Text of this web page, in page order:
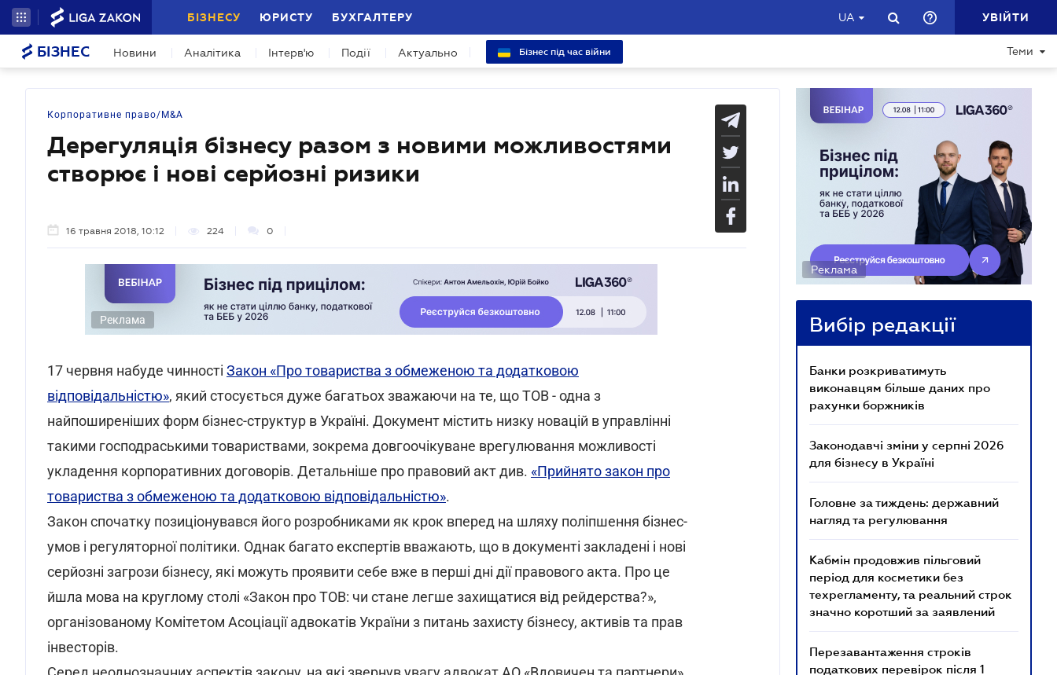
БІЗНЕСУ ЮРИСТУ БУХГАЛТЕРУ UA УВІЙТИ
БІЗНЕС Новини Аналітика Інтерв'ю Події Актуально Бізнес під час війни Теми
Корпоративне право/M&A
Дерегуляція бізнесу разом з новими можливостями
створює і нові серйозні ризики
16 травня 2018, 10:12 224 0
Реклама
17 червня набуде чинності Закон «Про товариства з обмеженою та додатковою
відповідальністю», який стосується дуже багатьох зважаючи на те, що ТОВ - одна з
найпоширеніших форм бізнес-структур в Україні. Документ містить низку новацій в управлінні
такими господраськими товариствами, зокрема довгоочікуване врегулювання можливості
укладення корпоративних договорів. Детальніше про правовий акт див. «Прийнято закон про
товариства з обмеженою та додатковою відповідальністю».
Закон спочатку позиціонувався його розробниками як крок вперед на шляху поліпшення бізнес-
умов і регуляторної політики. Однак багато експертів вважають, що в документі закладені і нові
серйозні загрози бізнесу, які можуть проявити себе вже в перші дні дії правового акта. Про це
йшла мова на круглому столі «Закон про ТОВ: чи стане легше захищатися від рейдерства?»,
організованому Комітетом Асоціації адвокатів України з питань захисту бізнесу, активів та прав
інвесторів.
Реклама
Вибір редакції
Банки розкриватимуть
виконавцям більше даних про
рахунки боржників
Законодавчі зміни у серпні 2026
для бізнесу в Україні
Головне за тиждень: державний
нагляд та регулювання
Кабмін продовжив пільговий
період для косметики без
техрегламенту, та реальний строк
значно коротший за заявлений
Перезавантаження строків
податкових перевірок після 1